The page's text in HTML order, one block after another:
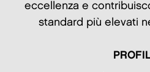
eccellenza e
standard più elevati